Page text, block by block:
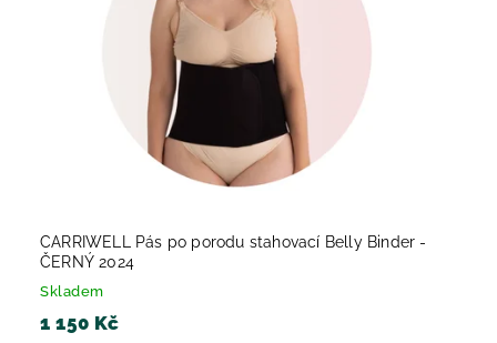
CARRIWELL Pás po porodu stahovací Belly Binder -
ČERNÝ 2024
Skladem
1 150 Kč